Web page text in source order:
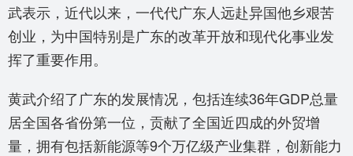
武表示，近代以来，一代代广东人远赴异国他乡艰苦
创业，为中国特别是广东的改革开放和现代化事业发
挥了重要作用。
黄武介绍了广东的发展情况，包括连续36年GDP总量
居全国各省份第一位，贡献了全国近四成的外贸增
量，拥有包括新能源等9个万亿级产业集群，创新能力